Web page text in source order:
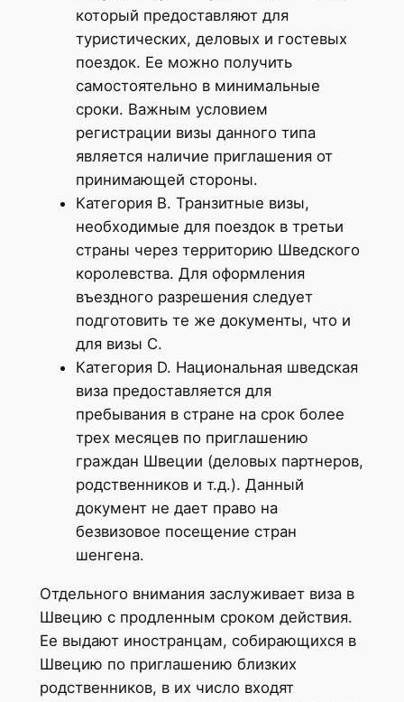
который предоставляют для
туристических, деловых и гостевых
поездок. Ее можно получить
самостоятельно в минимальные
сроки. Важным условием
регистрации визы данного типа
является наличие приглашения от
принимающей стороны.
Категория В. Транзитные визы,
необходимые для поездок в третьи
страны через территорию Шведского
королевства. Для оформления
въездного разрешения следует
подготовить те же документы, что и
для визы С.
Категория D. Национальная шведская
виза предоставляется для
пребывания в стране на срок более
трех месяцев по приглашению
граждан Швеции (деловых партнеров,
родственников и т.д.). Данный
документ не дает право на
безвизовое посещение стран
шенгена.
Отдельного внимания заслуживает виза в
Швецию с продленным сроком действия.
Ее выдают иностранцам, собирающихся в
Швецию по приглашению близких
родственников, в их число входят